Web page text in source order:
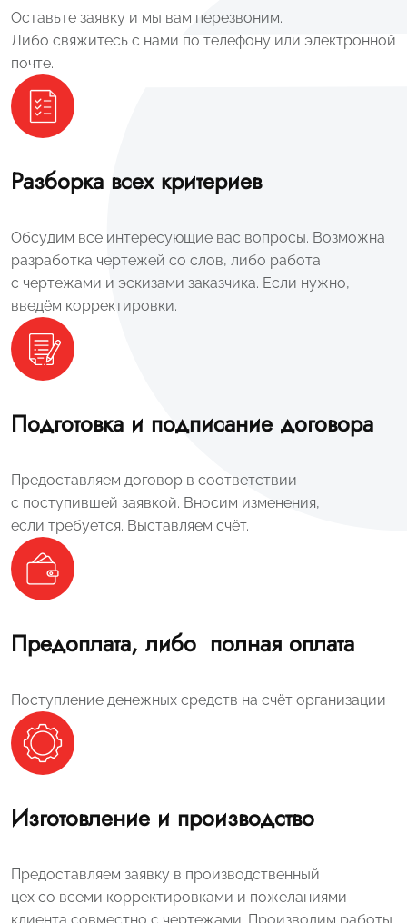
Оставьте заявку и мы вам перезвоним.
Либо свяжитесь с нами по телефону или электронной
почте.
Разборка всех критериев
Обсудим все интересующие вас вопросы. Возможна
разработка чертежей со слов, либо работа
с чертежами и эскизами заказчика. Если нужно,
введём корректировки.
Подготовка и подписание договора
Предоставляем договор в соответствии
с поступившей заявкой. Вносим изменения,
если требуется. Выставляем счёт.
Предоплата, либо полная оплата
Поступление денежных средств на счёт организации
Изготовление и производство
Предоставляем заявку в производственный
цех со всеми корректировками и пожеланиями